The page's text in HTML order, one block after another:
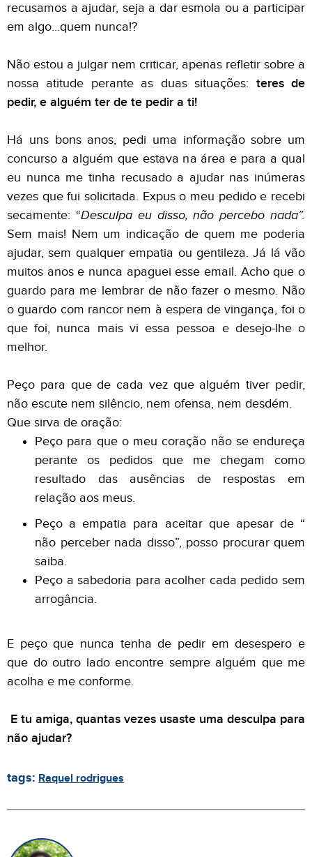
recusamos a ajudar, seja a dar esmola ou a participar
em algo…quem nunca!?
Não estou a julgar nem criticar, apenas refletir sobre a
nossa atitude perante as duas situações: teres de
pedir, e alguém ter de te pedir a ti!
Há uns bons anos, pedi uma informação sobre um
concurso a alguém que estava na área e para a qual
eu nunca me tinha recusado a ajudar nas inúmeras
vezes que fui solicitada. Expus o meu pedido e recebi
secamente: “Desculpa eu disso, não percebo nada”.
Sem mais! Nem um indicação de quem me poderia
ajudar, sem qualquer empatia ou gentileza. Já lá vão
muitos anos e nunca apaguei esse email. Acho que o
guardo para me lembrar de não fazer o mesmo. Não
o guardo com rancor nem à espera de vingança, foi o
que foi, nunca mais vi essa pessoa e desejo-lhe o
melhor.
Peço para que de cada vez que alguém tiver pedir,
não escute nem silêncio, nem ofensa, nem desdém.
Que sirva de oração:
Peço para que o meu coração não se endureça
perante os pedidos que me chegam como
resultado das ausências de respostas em
relação aos meus.
Peço a empatia para aceitar que apesar de “
não perceber nada disso”, posso procurar quem
saiba.
Peço a sabedoria para acolher cada pedido sem
arrogância.
E peço que nunca tenha de pedir em desespero e
que do outro lado encontre sempre alguém que me
acolha e me conforme.
E tu amiga, quantas vezes usaste uma desculpa para
não ajudar?
tags: Raquel rodrigues